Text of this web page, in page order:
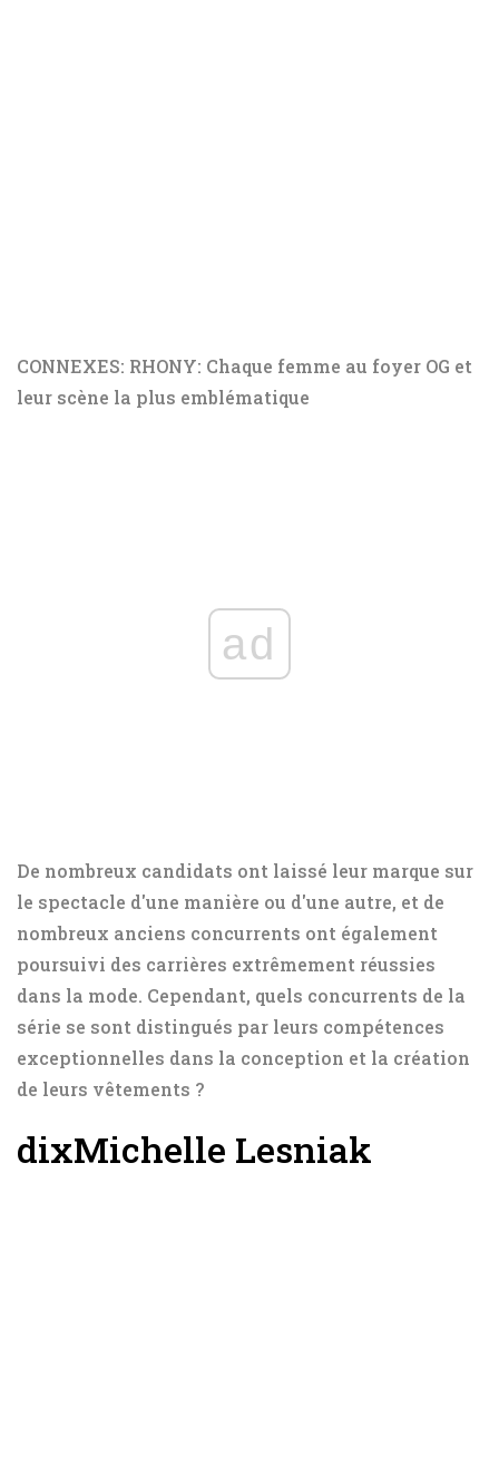
CONNEXES: RHONY: Chaque femme au foyer OG et
leur scène la plus emblématique
ad
De nombreux candidats ont laissé leur marque sur
le spectacle d'une manière ou d'une autre, et de
nombreux anciens concurrents ont également
poursuivi des carrières extrêmement réussies
dans la mode. Cependant, quels concurrents de la
série se sont distingués par leurs compétences
exceptionnelles dans la conception et la création
de leurs vêtements ?
dixMichelle Lesniak